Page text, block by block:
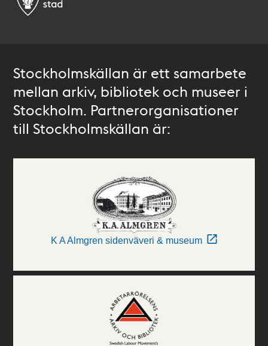
Stockholmskällan är ett samarbete
mellan arkiv, bibliotek och museer i
Stockholm. Partnerorganisationer
till Stockholmskällan är:
K A Almgren sidenväveri & museum